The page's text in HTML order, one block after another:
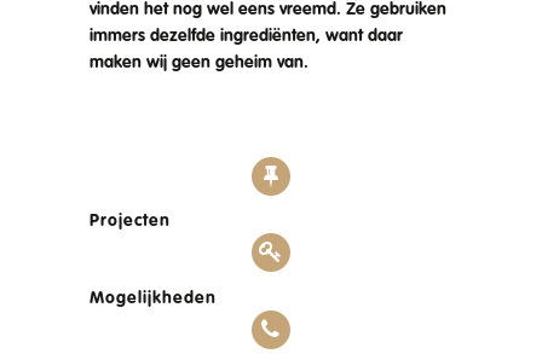
vinden het nog wel eens vreemd. Ze gebruiken
immers dezelfde ingrediënten, want daar
maken wij geen geheim van.
Projecten
Mogelijkheden